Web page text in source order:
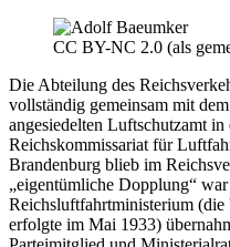
CC BY-NC 2.0 (als
Die Abteilung des
vollständig gemeinsam mit
angesiedelten Luftschutzamt in
Reichskommissariat für
Brandenburg blieb im
„eigentümliche Dopplung“
Reichsluftfahrtministerium
erfolgte im Mai 1933)